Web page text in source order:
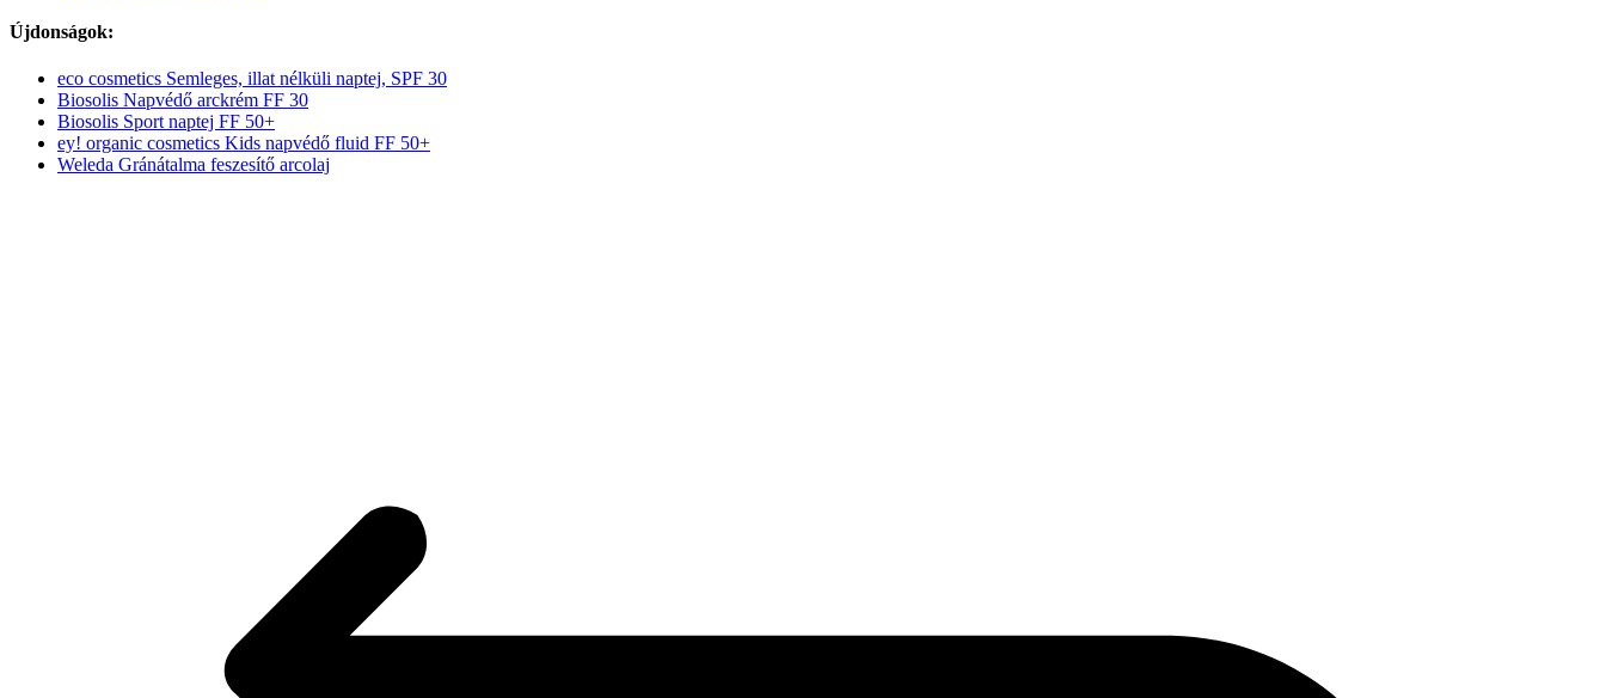
Újdonságok:
eco cosmetics Semleges, illat nélküli naptej, SPF 30
Biosolis Napvédő arckrém FF 30
Biosolis Sport naptej FF 50+
ey! organic cosmetics Kids napvédő fluid FF 50+
Weleda Gránátalma feszesítő arcolaj